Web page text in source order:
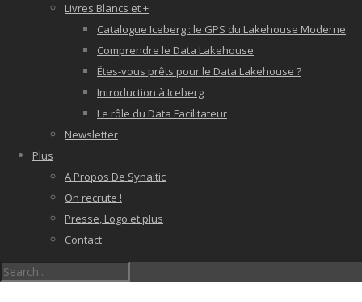
Livres Blancs et +
Catalogue Iceberg : le GPS du Lakehouse Moderne
Comprendre le Data Lakehouse
Êtes-vous prêts pour le Data Lakehouse ?
Introduction à Iceberg
Le rôle du Data Facilitateur
Newsletter
Plus
A Propos De Synaltic
On recrute !
Presse, Logo et plus
Contact